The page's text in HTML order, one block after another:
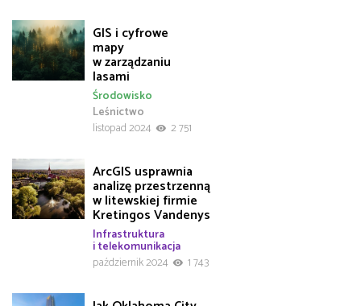
GIS i cyfrowe
mapy
w zarządzaniu
lasami
Leśnictwo
Środowisko
listopad 2024
2 751
ArcGIS usprawnia
analizę przestrzenną
w litewskiej firmie
Kretingos Vandenys
Infrastruktura
i telekomunikacja
październik 2024
1 743